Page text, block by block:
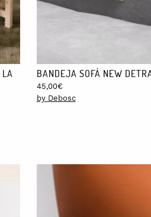
Selva llegarán envueltos en papel de
de diámetro. un soporte
BANDEJA SOFÁ NEW
45,00€
by Debosc